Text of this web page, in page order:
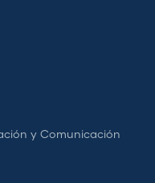
y Comunicación